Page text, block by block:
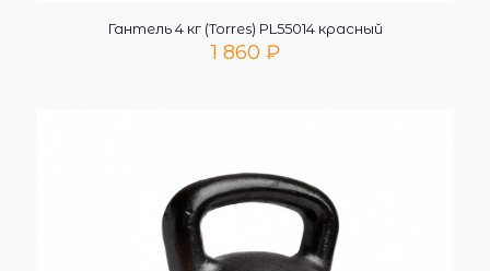
Гантель 4 кг (Torres) PL55014 красный
1 860 ₽